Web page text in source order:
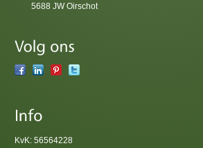
5688 JW Oirschot
KvK: 56564228